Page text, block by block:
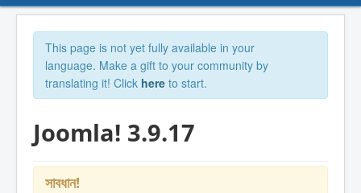
This page is not yet fully available in your
language. Make a gift to your community by
translating it! Click here to start.
Joomla! 3.9.17
সাবধান!